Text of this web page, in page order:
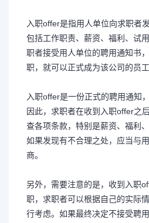
入职offer是指用人单位向求职者
包括工作职责、薪资、福利、试
职者接受用人单位的聘用通知书
职，就可以正式成为该公司的员工
入职offer是一份正式的聘用通知
因此，求职者在收到入职offer之
查各项条款，特别是薪资、福利
如果发现有不合理之处，应当与
商。
另外，需要注意的是，收到入职
职，求职者可以根据自己的实际
行考虑。如果最终决定不接受聘